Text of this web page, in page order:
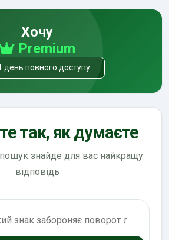
Хочу
Premium
день повного доступу
так, як думаєте
пошук знайде для вас найкращу
відповідь